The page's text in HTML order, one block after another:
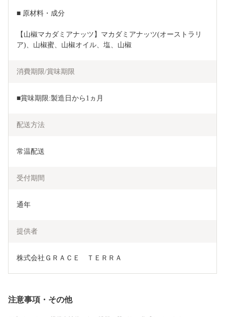
■ 原材料・成分
【山椒マカダミアナッツ】マカダミアナッツ(オーストラリ
ア)、山椒蜜、山椒オイル、塩、山椒
消費期限/賞味期限
■賞味期限:製造日から1ヵ月
配送方法
常温配送
受付期間
通年
提供者
株式会社ＧＲＡＣＥ　ＴＥＲＲＡ
注意事項・その他